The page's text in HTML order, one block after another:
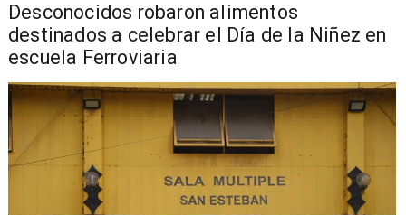
Desconocidos robaron alimentos
destinados a celebrar el Día de la Niñez en
escuela Ferroviaria